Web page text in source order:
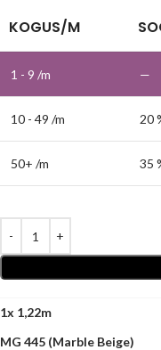
KOGUS/M
1 - 9 /m —
10 - 49 /m 20
50+ /m 35
1x
MG 445 (Marble Beige)